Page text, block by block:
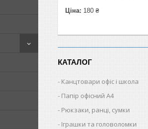
Ціна: 180 ₴
КАТАЛОГ
Канцтовари офіс і школа
Папір офісний A4
Рюкзаки, ранці, сумки
Іграшки та головоломки